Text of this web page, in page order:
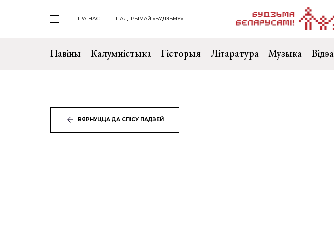
ПРА НАС ПАДТРЫМАЙ «БУДЗЬМУ»
Навіны Калумністыка Гісторыя Літаратура Музыка Відэа
ВЯРНУЦЦА ДА СПІСУ ПАДЗЕЙ